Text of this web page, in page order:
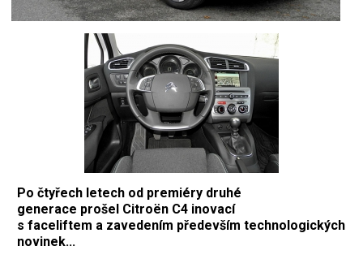
Po čtyřech letech od premiéry druhé
generace prošel Citroën C4 inovací
s faceliftem a zavedením především technologických
novinek...